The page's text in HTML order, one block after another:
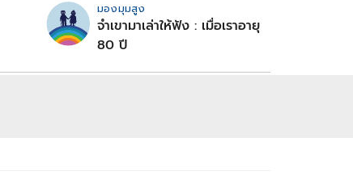
มองมุมสูง
จำเขามาเล่าให้ฟัง : เมื่อเราอายุ
80 ปี